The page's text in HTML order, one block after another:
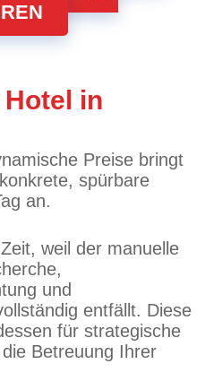
Hotel in
Preise bringt
spürbare
an.
weil der manuelle
und
entfällt. Diese
für strategische
Betreuung Ihrer